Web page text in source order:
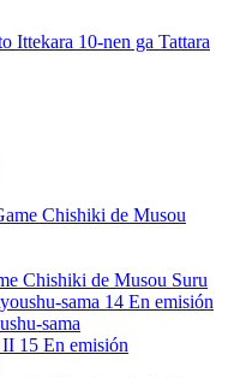
Ittekara 10-nen ga Tattara
Chishiki de Musou Suru
14 En emisión
sama
15 En emisión